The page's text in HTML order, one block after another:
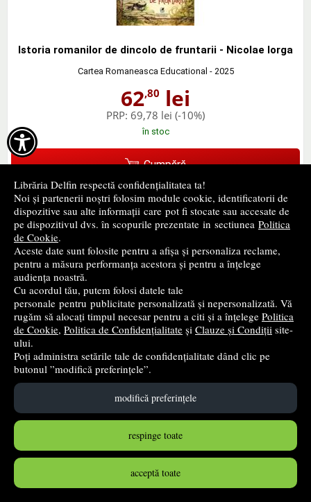

Librăria Delfin respectă confidențialitatea ta!
Noi și partenerii noștri folosim module cookie, identificatorii de
dispozitive sau alte informații care pot fi stocate sau accesate de
pe dispozitivul dvs. în scopurile prezentate in sectiunea Politica
de Cookie.
Aceste date sunt folosite pentru a afișa și personaliza reclame,
pentru a măsura performanța acestora și pentru a înțelege
audiența noastră.
Cu acordul tău, putem folosi datele tale
personale pentru publicitate personalizată și nepersonalizată. Vă
rugăm să alocați timpul necesar pentru a citi și a înțelege Politica
de Cookie, Politica de Confidențialitate și Clauze și Condiții site-
ului.
Poți administra setările tale de confidențialitate dând clic pe
butonul ”modifică preferințele”.
modifică preferințele
respinge toate
acceptă toate
Istoria romanilor de dincolo de fruntarii - Nicolae Iorga
Cartea Romaneasca Educational - 2025
62,80 lei
PRP: 69,78 lei (-10%)
în stoc
Cumpără
Istoria romanilor Volumul 6. Monarhii - Nicolae Iorga
Cartea Romaneasca Educational
113 ,40lei
PRP:126,00 lei (-10%)
în stoc
Cumpără